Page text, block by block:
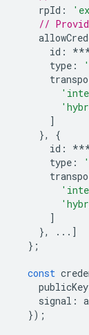
rpId :
//
id :
type :
]
},
{
id :
type :
]
},
...]
};
const
publicKey
signal :
});